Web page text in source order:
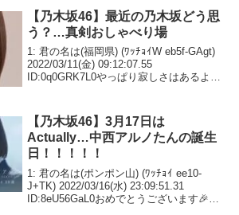
【乃木坂46】最近の乃木坂どう思
う？…真剣おしゃべり場
1: 君の名は(福岡県) (ﾜｯﾁｮｲW eb5f-GAgt)
2022/03/11(金) 09:12:07.55
ID:0q0GRK7L0やっぱり寂しさはあるよな
【乃木坂46】3月17日は
Actually…中西アルノたんの誕生
日！！！！！
1: 君の名は(ポンポン山) (ﾜｯﾁｮｲ ee10-
J+TK) 2022/03/16(水) 23:09:51.31
ID:8eU56GaL0おめでとうございます🎉19